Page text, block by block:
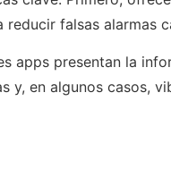
falsas alarmas
apps presentan la
y, en algunos casos,